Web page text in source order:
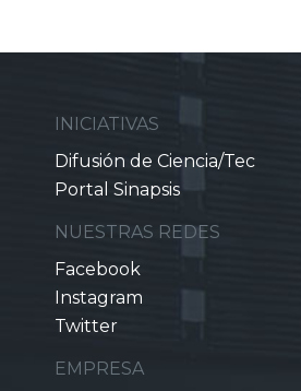
INICIATIVAS
Difusión de Ciencia/Tec
Portal Sinapsis
NUESTRAS REDES
Facebook
Instagram
Twitter
EMPRESA